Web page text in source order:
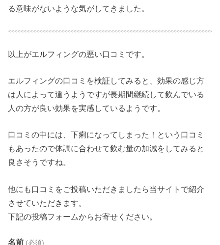
る意味がないような気がしてきました。
以上がエルフィングの悪い口コミです。
エルフィングの口コミを検証してみると、効果の感じ方
は人によって違うようですが長期間継続して飲んでいる
人の方が良い効果を実感しているようです。
口コミの中には、下痢になってしまった！という口コミ
もあったので体調に合わせて飲む量の加減をしてみると
良さそうですね。
他にも口コミをご投稿いただきましたら当サイトで紹介
させていただきます。
下記の投稿フォームからお寄せください。
名前 (必須)